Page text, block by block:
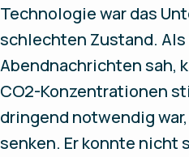
Technologie war das
schlechten Zustand. Als
Abendnachrichten sah,
CO2-Konzentrationen
dringend notwendig
senken. Er konnte nicht